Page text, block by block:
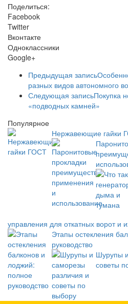
Поделиться:
Facebook
Twitter
Вконтакте
Одноклассники
Google+
Предыдущая запись
разных видов автономного
Следующая записьПокупка
«подводных камней»
Популярное
Нержавеющие гайки
управления для откатных ворот и
Этапы остекления
руководство
Шурупы
советы